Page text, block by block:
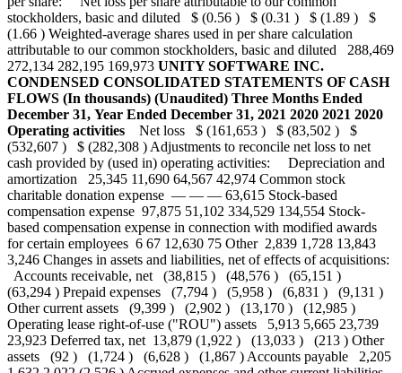
stockholders, basic and diluted $ (0.56 ) $ (0.31 ) $ (1.89 ) $
(1.66 ) Weighted-average shares used in per share calculation
attributable to our common stockholders, basic and diluted 288,469
272,134 282,195 169,973 UNITY SOFTWARE INC.
CONDENSED CONSOLIDATED STATEMENTS OF CASH
FLOWS (In thousands) (Unaudited) Three Months Ended
December 31, Year Ended December 31, 2021 2020 2021 2020
Operating activities Net loss $ (161,653 ) $ (83,502 ) $
(532,607 ) $ (282,308 ) Adjustments to reconcile net loss to net
cash provided by (used in) operating activities: Depreciation and
amortization 25,345 11,690 64,567 42,974 Common stock
charitable donation expense — — — 63,615 Stock-based
compensation expense 97,875 51,102 334,529 134,554 Stock-
based compensation expense in connection with modified awards
for certain employees 6 67 12,630 75 Other 2,839 1,728 13,843
3,246 Changes in assets and liabilities, net of effects of acquisitions:
Accounts receivable, net (38,815 ) (48,576 ) (65,151 )
(63,294 ) Prepaid expenses (7,794 ) (5,958 ) (6,831 ) (9,131 )
Other current assets (9,399 ) (2,902 ) (13,170 ) (12,985 )
Operating lease right-of-use ("ROU") assets 5,913 5,665 23,739
23,923 Deferred tax, net 13,879 (1,922 ) (13,033 ) (213 ) Other
assets (92 ) (1,724 ) (6,628 ) (1,867 ) Accounts payable 2,205